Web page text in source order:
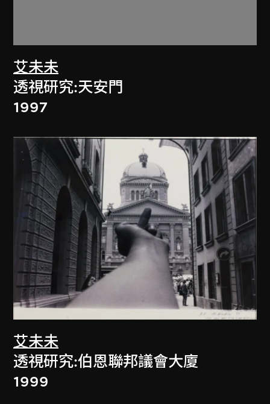
艾未未
透視研究:天安門
1997
艾未未
透視研究:伯恩聯邦議會大廈
1999